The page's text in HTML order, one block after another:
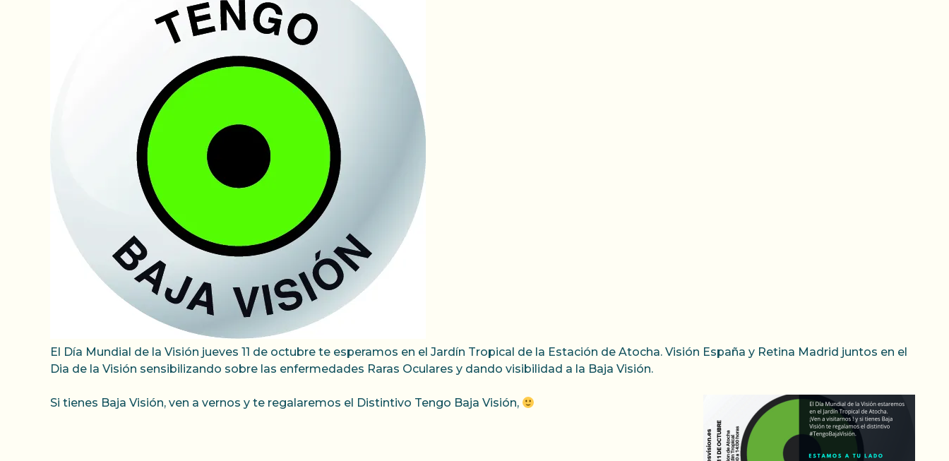
El Día Mundial de la Visión jueves 11 de octubre te esperamos en el Jardín Tropical de la Estación de Atocha. Visión España y Retina Madrid juntos en el
Dia de la Visión sensibilizando sobre las enfermedades Raras Oculares y dando visibilidad a la Baja Visión.
Si tienes Baja Visión, ven a vernos y te regalaremos el Distintivo Tengo Baja Visión,